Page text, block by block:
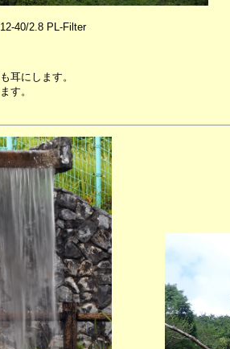
40/2.8 PL-Filter
耳にします。
す。